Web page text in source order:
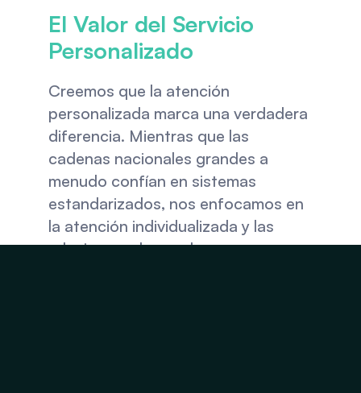
El Valor del Servicio
Personalizado
Creemos que la atención
personalizada marca una verdadera
diferencia. Mientras que las
cadenas nacionales grandes a
menudo confían en sistemas
estandarizados, nos enfocamos en
la atención individualizada y las
relaciones a largo plazo con